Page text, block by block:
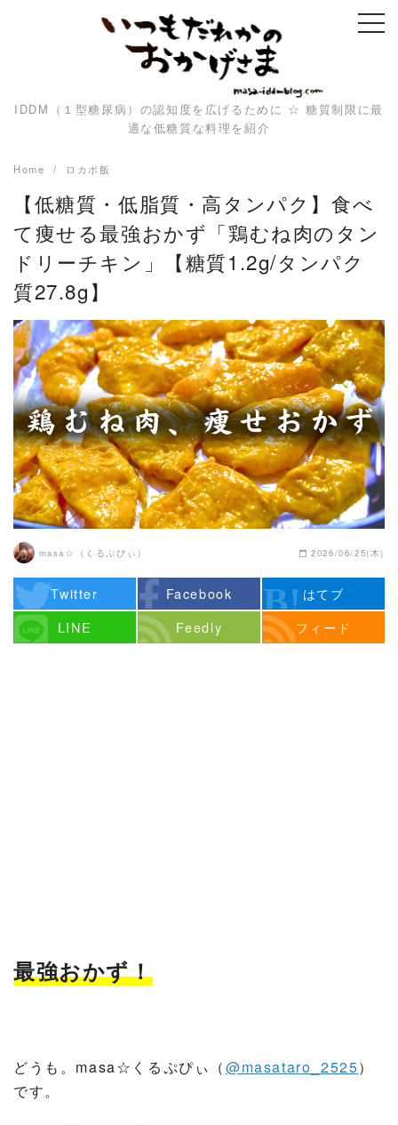
IDDM（１型糖尿病）の認知度を広げるために ☆ 糖質制限に最
適な低糖質な料理を紹介
Home ロカボ飯
【低糖質・低脂質・高タンパク】食べ
て痩せる最強おかず「鶏むね肉のタン
ドリーチキン」【糖質1.2g/タンパク
質27.8g】
masa☆（くるぷぴぃ） 2026/06/25(木)
Twitter Facebook
はてブ
LINE
Feedly フィード
最強おかず！
どうも。masa☆くるぷぴぃ（@masataro_2525）
です。